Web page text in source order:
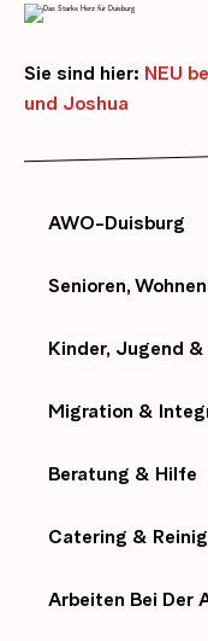
Sie sind hier: NEU
und Joshua
AWO-Duisburg
Senioren,
Kinder, Jugend &
Migration &
Beratung & Hilfe
Catering &
Arbeiten Bei Der